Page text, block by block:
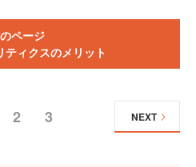
ページ
ティクスのメリット
2 3 NEXT